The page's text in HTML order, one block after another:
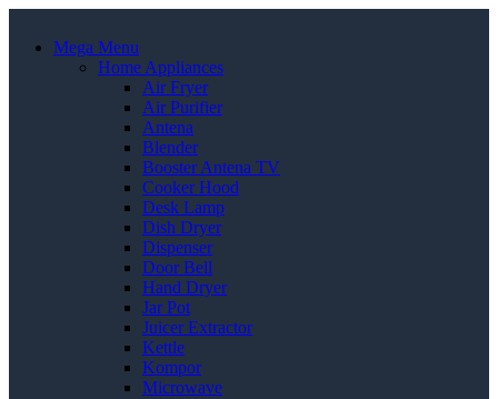
Mega Menu
Home Appliances
Air Fryer
Air Purifier
Antena
Blender
Booster Antena TV
Cooker Hood
Desk Lamp
Dish Dryer
Dispenser
Door Bell
Hand Dryer
Jar Pot
Juicer Extractor
Kettle
Kompor
Microwave